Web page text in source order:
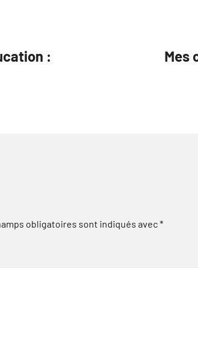
:
Mes
obligatoires sont indiqués avec*